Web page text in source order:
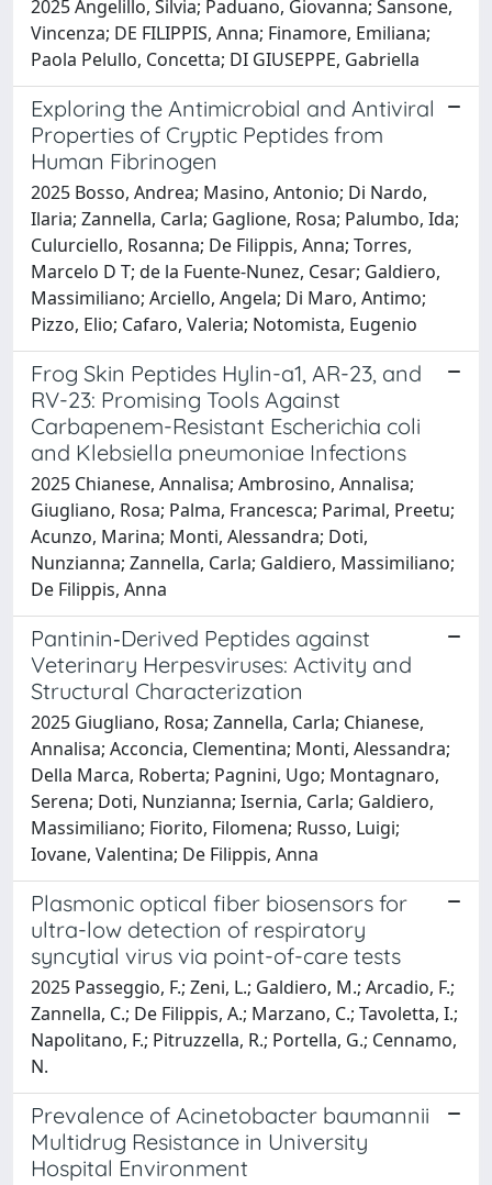
2025 Angelillo, Silvia; Paduano, Giovanna; Sansone,
Vincenza; DE FILIPPIS, Anna; Finamore, Emiliana;
Paola Pelullo, Concetta; DI GIUSEPPE, Gabriella
Exploring the Antimicrobial and Antiviral
Properties of Cryptic Peptides from
Human Fibrinogen
2025 Bosso, Andrea; Masino, Antonio; Di Nardo,
Ilaria; Zannella, Carla; Gaglione, Rosa; Palumbo, Ida;
Culurciello, Rosanna; De Filippis, Anna; Torres,
Marcelo D T; de la Fuente-Nunez, Cesar; Galdiero,
Massimiliano; Arciello, Angela; Di Maro, Antimo;
Pizzo, Elio; Cafaro, Valeria; Notomista, Eugenio
Frog Skin Peptides Hylin-a1, AR-23, and
RV-23: Promising Tools Against
Carbapenem-Resistant Escherichia coli
and Klebsiella pneumoniae Infections
2025 Chianese, Annalisa; Ambrosino, Annalisa;
Giugliano, Rosa; Palma, Francesca; Parimal, Preetu;
Acunzo, Marina; Monti, Alessandra; Doti,
Nunzianna; Zannella, Carla; Galdiero, Massimiliano;
De Filippis, Anna
Pantinin‐Derived Peptides against
Veterinary Herpesviruses: Activity and
Structural Characterization
2025 Giugliano, Rosa; Zannella, Carla; Chianese,
Annalisa; Acconcia, Clementina; Monti, Alessandra;
Della Marca, Roberta; Pagnini, Ugo; Montagnaro,
Serena; Doti, Nunzianna; Isernia, Carla; Galdiero,
Massimiliano; Fiorito, Filomena; Russo, Luigi;
Iovane, Valentina; De Filippis, Anna
Plasmonic optical fiber biosensors for
ultra-low detection of respiratory
syncytial virus via point-of-care tests
2025 Passeggio, F.; Zeni, L.; Galdiero, M.; Arcadio, F.;
Zannella, C.; De Filippis, A.; Marzano, C.; Tavoletta, I.;
Napolitano, F.; Pitruzzella, R.; Portella, G.; Cennamo,
N.
Prevalence of Acinetobacter baumannii
Multidrug Resistance in University
Hospital Environment